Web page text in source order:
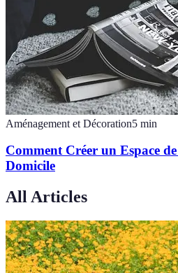
Aménagement et Décoration5 min
Comment Créer un Espace
Domicile
All Articles